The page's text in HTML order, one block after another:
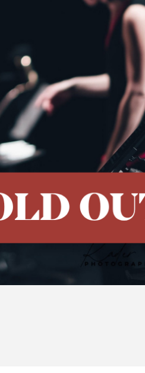
tango de
de
du Festival 2026
gravitationnelle du tango
la musique de Piazzolla